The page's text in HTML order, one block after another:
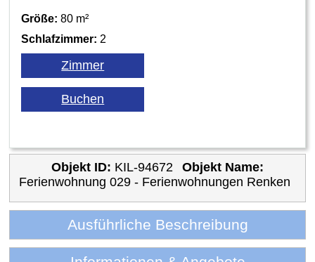
Größe: 80 m²
Schlafzimmer: 2
Objekt ID: KIL-94672
Objekt Name:
Ferienwohnung 029 - Ferienwohnungen Renken
Ausführliche Beschreibung